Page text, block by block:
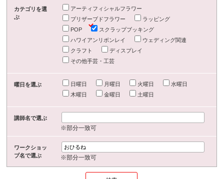
カテゴリを選
ぶ
アーティフィシャルフラワー
プリザーブドフラワー
ラッピング
POP
スクラップブッキング
ハワイアンリボンレイ
ウェディング関連
クラフト
ディスプレイ
その他手芸・工芸
曜日を選ぶ 日曜日 月曜日 火曜日
水曜日
木曜日
金曜日 土曜日
講師名で選ぶ
※部分一致可
ワークショッ
プ名で選ぶ
※部分一致可